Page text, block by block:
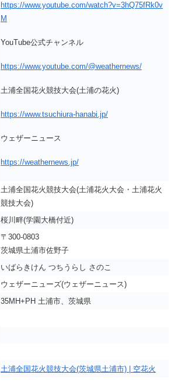
https://www.youtube.com/watch?v=3hQ75fRk0v
M
YouTube公式チャンネル
https://www.youtube.com/@weathernews/
土浦全国花火競技大会(土浦の花火)
https://www.tsuchiura-hanabi.jp/
ウェザーニュース
https://weathernews.jp/
土浦全国花火競技大会(土浦花火大会・土浦花火
競技大会)
桜川畔(学園大橋付近)
〒300-0803
茨城県土浦市佐野子
いばらきけん つちうらし さのこ
ウェザーニューズ(ウェザーニュース)
35MH+PH 土浦市、茨城県
土浦全国花火競技大会(茨城県土浦市) | 空花火